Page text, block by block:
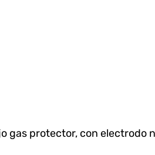
gas protector, con electrodo